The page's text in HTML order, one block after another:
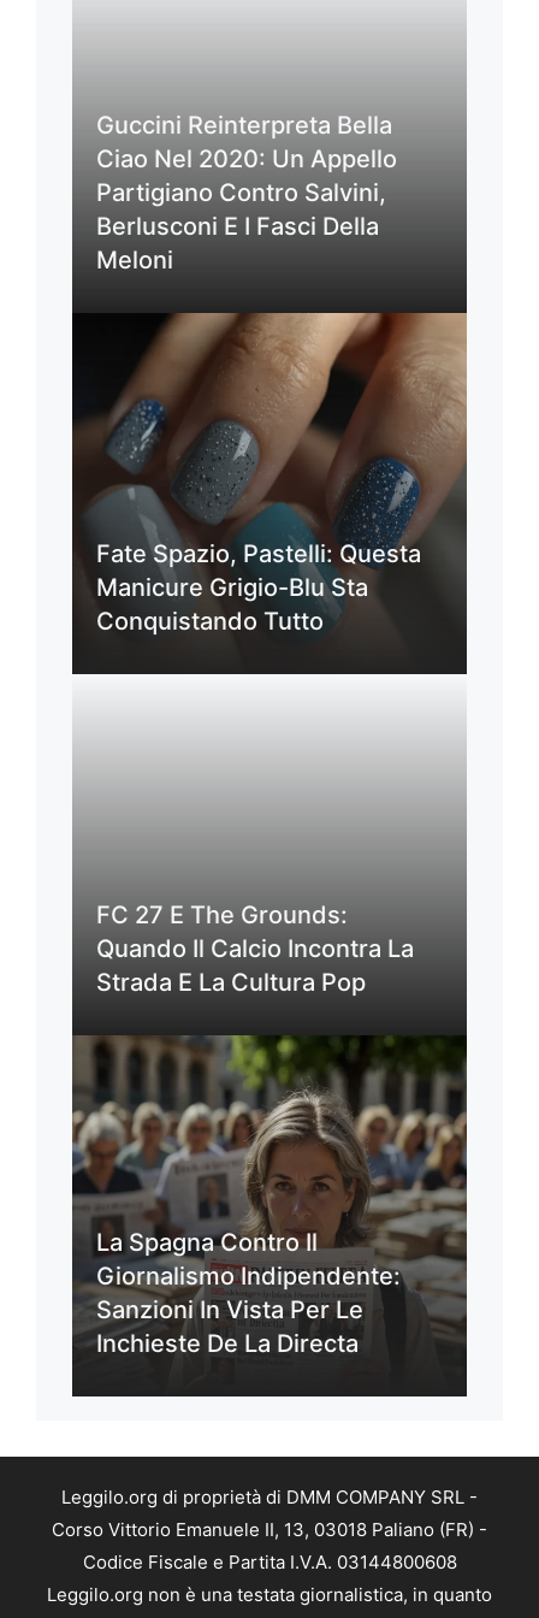
Guccini Reinterpreta Bella
Ciao Nel 2020: Un Appello
Partigiano Contro Salvini,
Berlusconi E I Fasci Della
Meloni
Fate Spazio, Pastelli: Questa
Manicure Grigio-Blu Sta
Conquistando Tutto
FC 27 E The Grounds:
Quando Il Calcio Incontra La
Strada E La Cultura Pop
La Spagna Contro Il
Giornalismo Indipendente:
Sanzioni In Vista Per Le
Inchieste De La Directa
Leggilo.org di proprietà di DMM COMPANY SRL -
Corso Vittorio Emanuele II, 13, 03018 Paliano (FR) -
Codice Fiscale e Partita I.V.A. 03144800608
Leggilo.org non è una testata giornalistica, in quanto